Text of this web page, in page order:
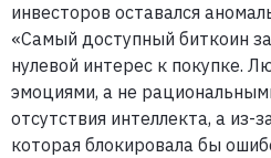
инвесторов оставался
«Самый доступный биткоин
нулевой интерес к покупке.
эмоциями, а не
отсутствия интеллекта, а из-
которая блокировала бы